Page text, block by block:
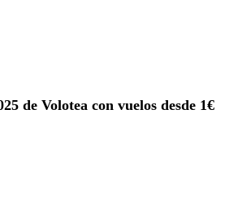
de Volotea con vuelos desde 1€